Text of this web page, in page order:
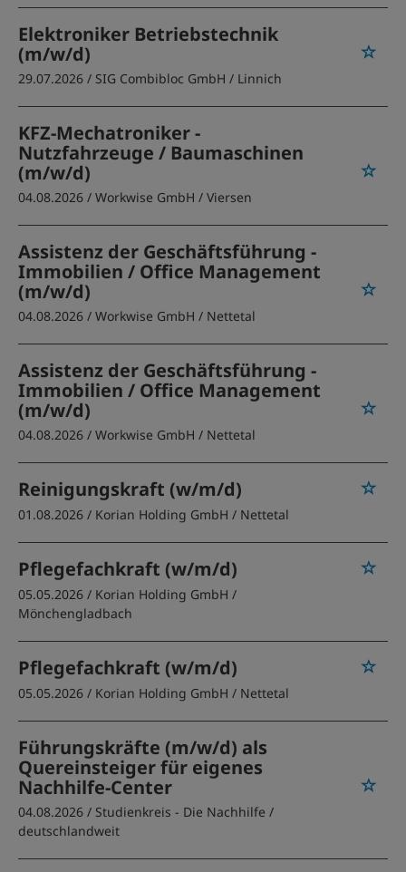
Elektroniker Betriebstechnik
(m/w/d)
29.07.2026 / SIG Combibloc GmbH / Linnich
KFZ-Mechatroniker -
Nutzfahrzeuge / Baumaschinen
(m/w/d)
04.08.2026 / Workwise GmbH / Viersen
Assistenz der Geschäftsführung -
Immobilien / Office Management
(m/w/d)
04.08.2026 / Workwise GmbH / Nettetal
Assistenz der Geschäftsführung -
Immobilien / Office Management
(m/w/d)
04.08.2026 / Workwise GmbH / Nettetal
Reinigungskraft (w/m/d)
01.08.2026 / Korian Holding GmbH / Nettetal
Pflegefachkraft (w/m/d)
05.05.2026 / Korian Holding GmbH /
Mönchengladbach
Pflegefachkraft (w/m/d)
05.05.2026 / Korian Holding GmbH / Nettetal
Führungskräfte (m/w/d) als
Quereinsteiger für eigenes
Nachhilfe-Center
04.08.2026 / Studienkreis - Die Nachhilfe /
deutschlandweit